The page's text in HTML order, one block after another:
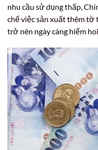
nhu cầu sử dụng thấp,
chế việc sản xuất thêm tờ
trở nên ngày càng hiếm